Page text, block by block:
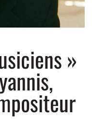
»